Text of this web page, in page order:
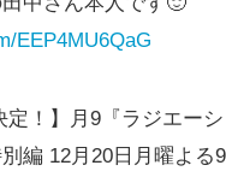
EEP4MU6QaG
！】月9『ラジエーシ
編 12月20日月曜よる